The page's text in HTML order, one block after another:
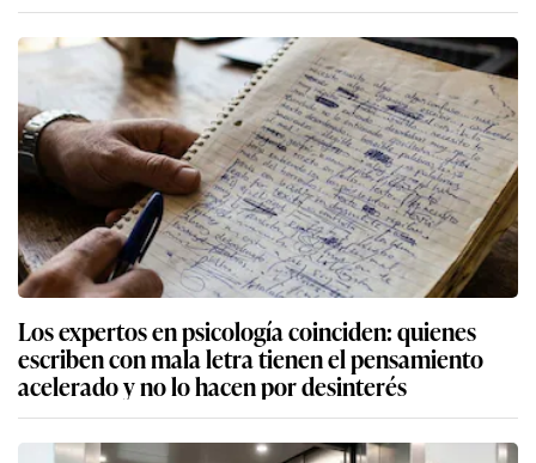
Los expertos en psicología coinciden: quienes
escriben con mala letra tienen el pensamiento
acelerado y no lo hacen por desinterés